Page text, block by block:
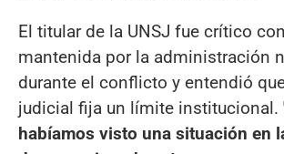
El titular de la UNSJ fue crítico
mantenida por la administración
durante el conflicto y entendió
judicial fija un límite institucional.
habíamos visto una situación en